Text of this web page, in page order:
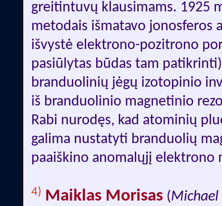
greitintuvų klausimams. 1925
metodais išmatavo jonosferos
išvystė elektrono-pozitrono
pasiūlytas būdas tam
branduolinių jėgų izotopinio
iš branduolinio magnetinio
Rabi nurodęs, kad atominių
galima nustatyti branduolių
paaiškino anomalųjį elektrono
4) Maiklas Morisas (